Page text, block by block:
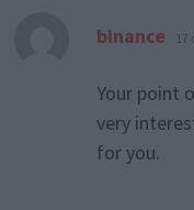
binance 17
Your point
very
for you.